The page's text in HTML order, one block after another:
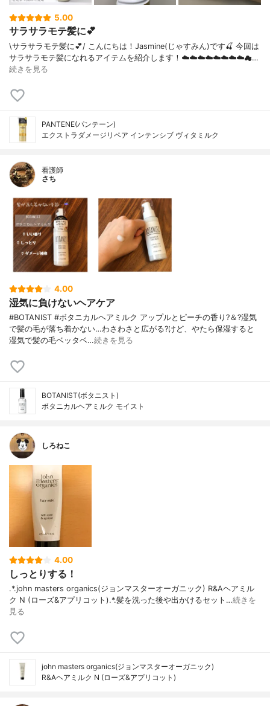
5.00
サラサラモテ髪に💕
\サラサラモテ髪に💕/ こんにちは！Jasmine(じゃすみん)です🍒 今回は
サラサラモテ髪になれるアイテムを紹介します！☁️☁️☁️☁️☁️☁️☁️☁️☁…
続きを見る
PANTENE(パンテーン)
エクストラダメージリペア インテンシブ ヴィタミルク
看護師
さち
4.00
湿気に負けないヘアケア
#BOTANIST #ボタニカルヘアミルク アップルとピーチの香り?＆?湿気
で髪の毛が落ち着かない…わさわさと広がる?けど、やたら保湿すると
湿気で髪の毛ベッタベ…続きを見る
BOTANIST(ボタニスト)
ボタニカルヘアミルク モイスト
しろねこ
4.00
しっとりする！
.*.john masters organics(ジョンマスターオーガニック) R&Aヘアミル
ク N (ローズ&アプリコット).*.髪を洗った後や出かけるセット…続きを
見る
john masters organics(ジョンマスターオーガニック)
R&Aヘアミルク N (ローズ&アプリコット)